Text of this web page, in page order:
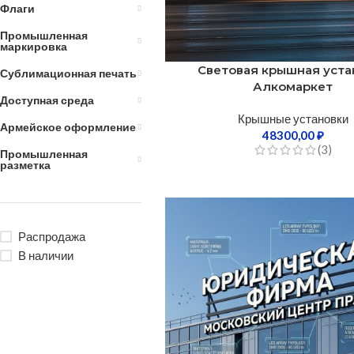
Флаги
Промышленная
маркировка
Сублимационная печать
Доступная среда
Армейское оформление
Промышленная
разметка
Распродажа
В наличии
Световая крышная
Алкомаркет
Крышные установки
48300,00₽
(3)